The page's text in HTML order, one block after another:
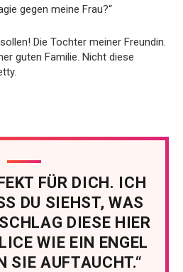
gegen meine Frau?“
Die Tochter meiner Freundin.
guten Familie. Nicht diese
FÜR DICH. ICH
DU SIEHST, WAS
DIESE HIER
WIE EIN ENGEL
SIE AUFTAUCHT.“